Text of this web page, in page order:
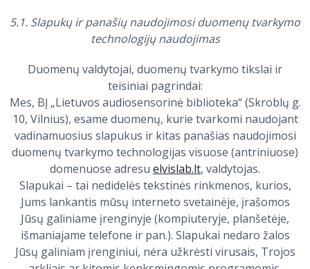
5.1. Slapukų ir panašių naudojimosi duomenų tvarkymo
technologijų naudojimas
Duomenų valdytojai, duomenų tvarkymo tikslai ir
teisiniai pagrindai:
Mes, BĮ „Lietuvos audiosensorinė biblioteka“ (Skroblų g.
10, Vilnius), esame duomenų, kurie tvarkomi naudojant
vadinamuosius slapukus ir kitas panašias naudojimosi
duomenų tvarkymo technologijas visuose (antriniuose)
domenuose adresu elvislab.lt, valdytojas.
Slapukai – tai nedidelės tekstinės rinkmenos, kurios,
Jums lankantis mūsų interneto svetainėje, įrašomos
Jūsų galiniame įrenginyje (kompiuteryje, planšetėje,
išmaniajame telefone ir pan.). Slapukai nedaro žalos
Jūsų galiniam įrenginiui, nėra užkrėsti virusais, Trojos